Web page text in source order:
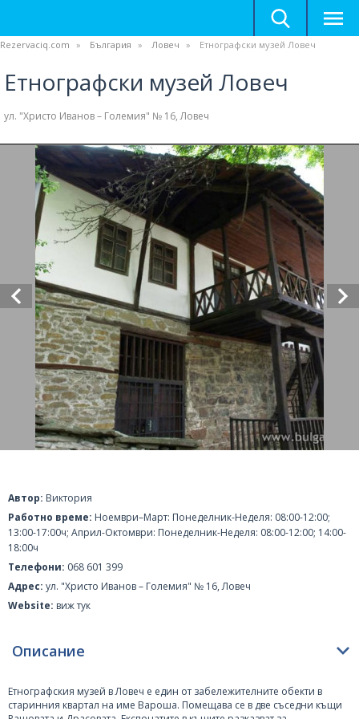
Rezervaciq.com България Ловеч Етнографски музей Ловеч
Етнографски музей Ловеч
ул. "Христо Иванов – Големия" № 16, Ловеч
Автор: Виктория
Работно време: Ноември–Mарт: Понеделник-Неделя: 08:00-12:00;
13:00-17:00ч; Април-Октомври: Понеделник-Неделя: 08:00-12:00; 14:00-
18:00ч
Телефони: 068 601 399
Адрес: ул. "Христо Иванов – Големия" № 16, Ловеч
Website: виж тук
Описание
Етнографския музей вЛовеч е един от забележителните обекти в
старинния квартал на име Вароша. Помещава се в две съседни къщи